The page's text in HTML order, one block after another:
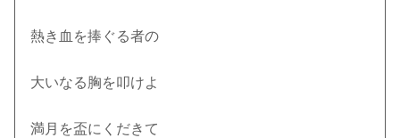
熱き血を捧ぐる者の
大いなる胸を叩けよ
満月を盃にくだきて